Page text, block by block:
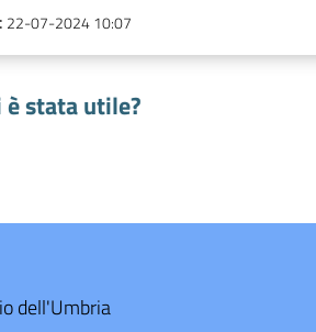
: 22-07-2024 10:07
è stata utile?
dell'Umbria